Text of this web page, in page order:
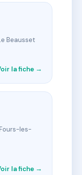
Beausset
la fiche →
les-
la fiche →